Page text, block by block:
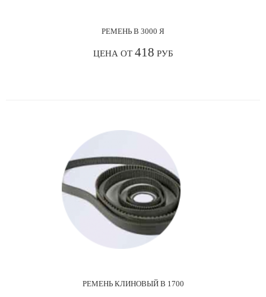
РЕМЕНЬ В 3000 Я
ЦЕНА ОТ 418 РУБ
РЕМЕНЬ КЛИНОВЫЙ В 1700